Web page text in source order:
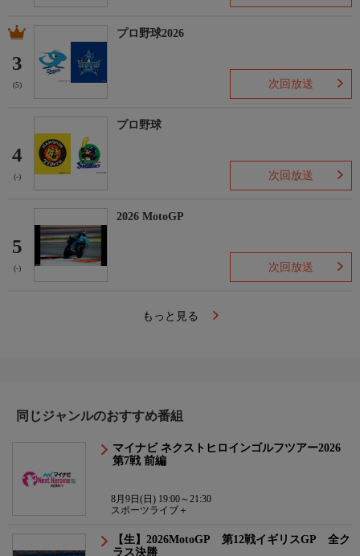
3
(5)
プロ野球2026
次回放送
4
(-)
プロ野球
次回放送
5
(-)
2026 MotoGP
次回放送
もっと見る
同じジャンルのおすすめ番組
マイナビ ネクストヒロインゴルフツアー2026
第7戦 前編
8月9日(日) 19:00～21:30
スポーツライブ＋
【生】2026MotoGP 第12戦イギリスGP 全ク
ラス決勝